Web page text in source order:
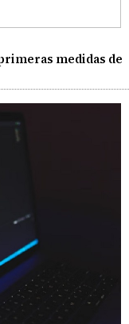
medidas de